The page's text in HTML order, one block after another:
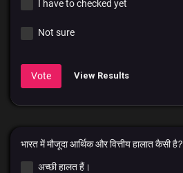
I have to checked yet
Not sure
Vote View Results
भारत में मौजूदा आर्थिक और वित्तीय हालात कैसी है?
अच्छी हालत हैं।